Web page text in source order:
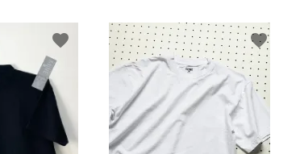
favorite favorite